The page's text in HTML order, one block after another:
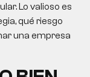
Lo valioso es
qué riesgo
una empresa